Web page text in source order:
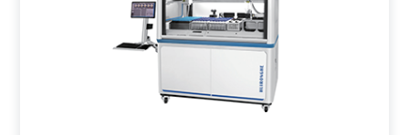
全自动培养基分装仪
广泛应用于医院、食品、环境、疾控、科研、检验、第
三方检测等多领域的微生物培养基制备